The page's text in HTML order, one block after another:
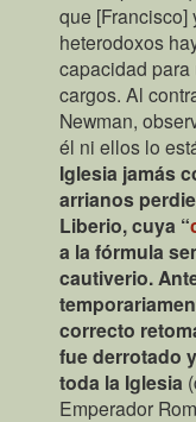
que
heterodoxos
capacidad
cargos. Al
Newman,
él ni ellos lo
Iglesia jamás
arrianos
Liberio, cuya “
a la fórmula
cautiverio.
correcto
fue derrotado
toda la Iglesia
Emperador